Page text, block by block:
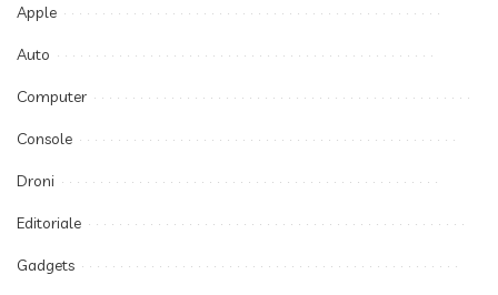
Apple
Auto
Computer
Console
Droni
Editoriale
Gadgets